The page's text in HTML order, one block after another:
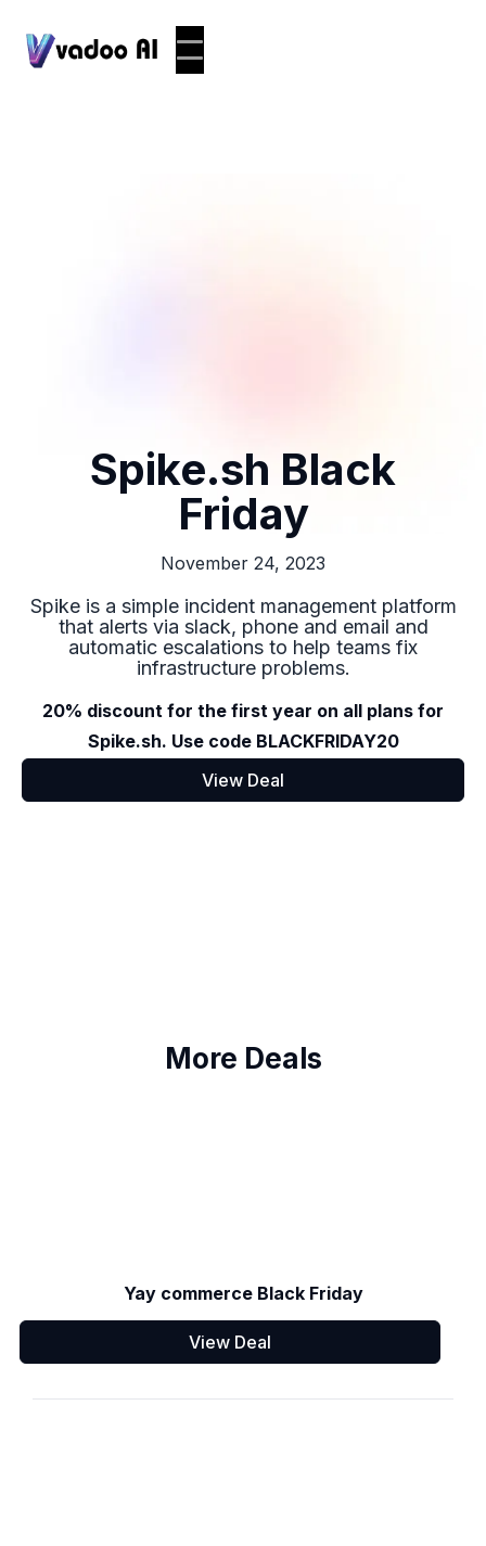
Spike.sh Black
Friday
November 24, 2023
Spike is a simple incident management platform
that alerts via slack, phone and email and
automatic escalations to help teams fix
infrastructure problems.
20% discount for the first year on all plans for
Spike.sh. Use code BLACKFRIDAY20
View Deal
More Deals
Yay commerce Black Friday
View Deal